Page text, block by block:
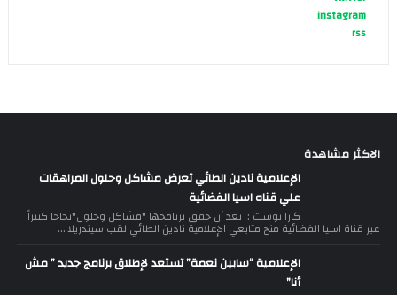
instagram
rss
الاكثر مشاهدة
الإعلامية نادين الطائي تعرض مشاكل وحلول المراهقات
علي قناه اسيا الفضائية
كازا بوست : بعد أن حقق برنامجها "مشاكل وحلول"نجاحا كبيراً
عبر قناة اسيا الفضائية منح متابعي الإعلامية نادين الطائي لقب سيندريلا ...
الإعلامية “سابين نعمة” تستعد لإطلاق برنامج جديد ” مش
أنا”